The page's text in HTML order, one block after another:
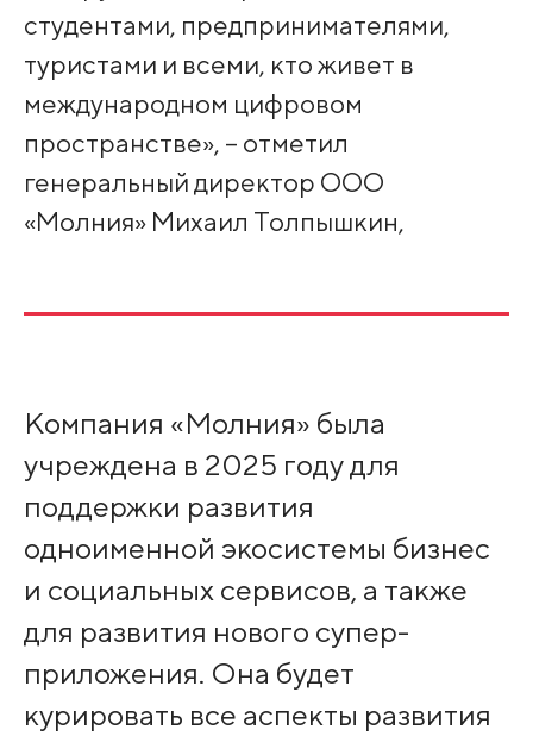
студентами, предпринимателями,
туристами и всеми, кто живет в
международном цифровом
пространстве», – отметил
генеральный директор ООО
«Молния» Михаил Толпышкин,
Компания «Молния» была
учреждена в 2025 году для
поддержки развития
одноименной экосистемы бизнес
и социальных сервисов, а также
для развития нового супер-
приложения. Она будет
курировать все аспекты развития